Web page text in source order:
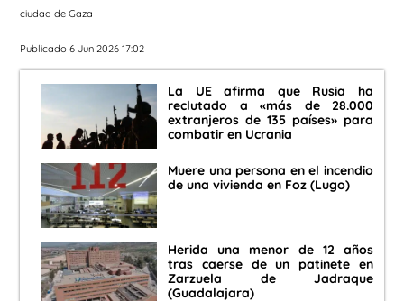
ciudad de Gaza
Publicado 6 Jun 2026 17:02
La UE afirma que Rusia ha
reclutado a «más de 28.000
extranjeros de 135 países» para
combatir en Ucrania
Muere una persona en el incendio
de una vivienda en Foz (Lugo)
Herida una menor de 12 años
tras caerse de un patinete en
Zarzuela de Jadraque
(Guadalajara)